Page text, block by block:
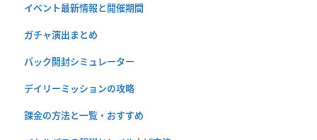
イベント最新情報と開催期間
ガチャ演出まとめ
パック開封シミュレーター
デイリーミッションの攻略
課金の方法と一覧・おすすめ